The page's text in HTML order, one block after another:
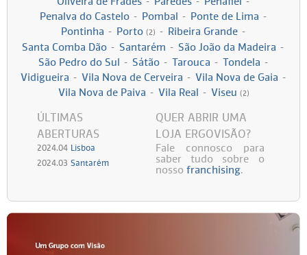
Penalva do Castelo - Pombal - Ponte de Lima -
Pontinha - Porto (2) - Ribeira Grande -
Santa Comba Dão - Santarém - São João da Madeira -
São Pedro do Sul
- Sátão - Tarouca - Tondela -
Vidigueira - Vila Nova de Cerveira - Vila Nova de Gaia -
Vila Nova de Paiva - Vila Real - Viseu (2)
ÚLTIMAS
ABERTURAS
2024.04 Lisboa
2024.03Santarém
QUER ABRIR UMA
LOJA ERGOVISÃO?
Fale connosco para
saber tudo sobre o
nosso franchising.
Polaroid
Ray-ban
Vogue
Vogue Eyewear
Ray-Ban
Ray Ban Junior